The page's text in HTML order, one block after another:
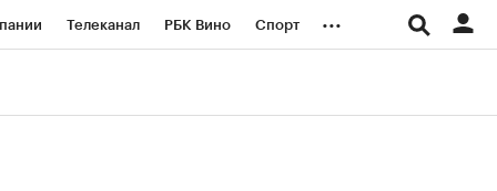
Телеканал РБК Вино Спорт ...